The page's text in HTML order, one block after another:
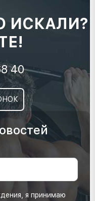
ИСКАЛИ?
40
я принимаю